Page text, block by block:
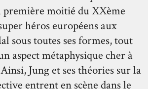
première moitié du XXème
héros européens aux
sous toutes ses formes, tout
aspect métaphysique cher à
Jung et ses théories sur la
entrent en scène dans le